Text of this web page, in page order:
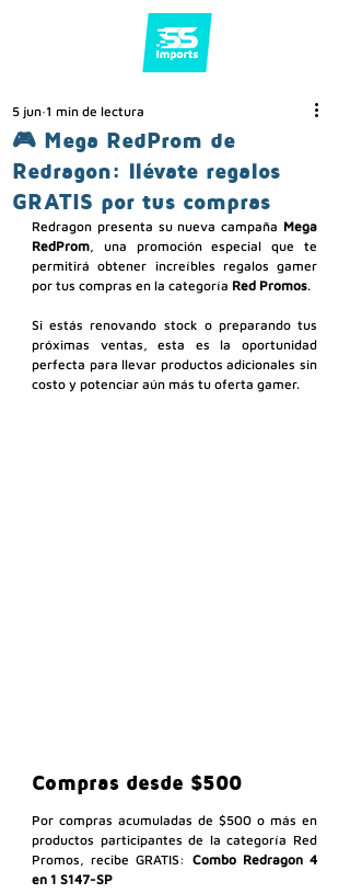
🎮 Mega RedProm de
Redragon: llévate regalos
GRATIS por tus compras
5 jun 1 min de lectura
Redragon presenta su nueva campaña Mega
RedProm, una promoción especial que te
permitirá obtener increíbles regalos gamer
por tus compras en la categoría Red Promos.
Si estás renovando stock o preparando tus
próximas ventas, esta es la oportunidad
perfecta para llevar productos adicionales sin
costo y potenciar aún más tu oferta gamer.
Compras desde $500
Por compras acumuladas de $500 o más en
productos participantes de la categoría Red
Promos, recibe GRATIS: Combo Redragon 4
en 1 S147-SP